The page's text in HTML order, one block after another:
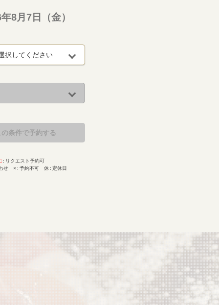
8月7日（金）
択してください
の条件で予約する
リクエスト予約可
せ
× 予約不可 休 定休日